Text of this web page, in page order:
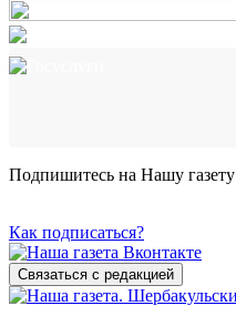
Подпишитесь на Нашу газету
Как подписаться?
Связаться с редакцией